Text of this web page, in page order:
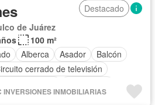
Destacado
de Juárez
100 m²
Alberca Asador
Balcón
cerrado de televisión
Internet
Jardín
INMOBILIARIAS